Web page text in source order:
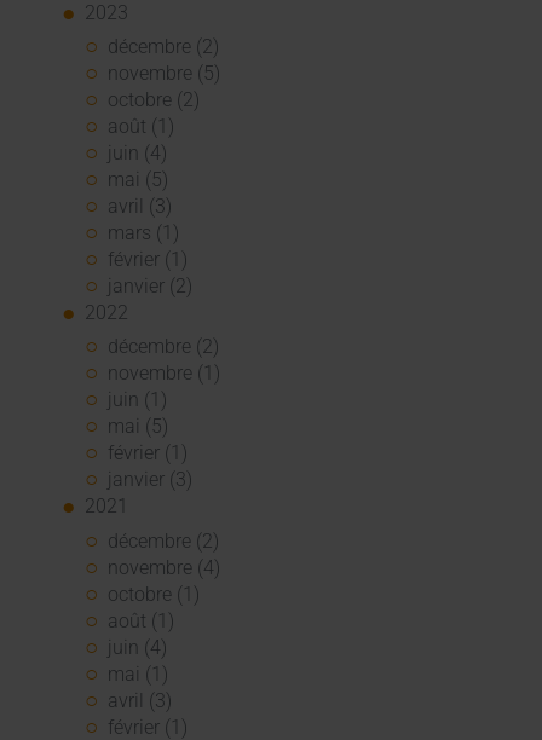
2023
décembre (2)
novembre (5)
octobre (2)
août (1)
juin (4)
mai (5)
avril (3)
mars (1)
février (1)
janvier (2)
2022
décembre (2)
novembre (1)
juin (1)
mai (5)
février (1)
janvier (3)
2021
décembre (2)
novembre (4)
octobre (1)
août (1)
juin (4)
mai (1)
avril (3)
février (1)